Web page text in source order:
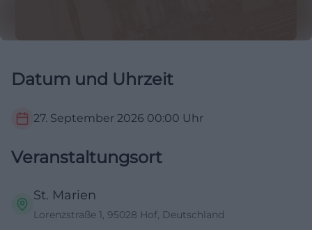
Datum und Uhrzeit
27. September 2026 00:00 Uhr
Veranstaltungsort
St. Marien
Lorenzstraße 1, 95028 Hof, Deutschland